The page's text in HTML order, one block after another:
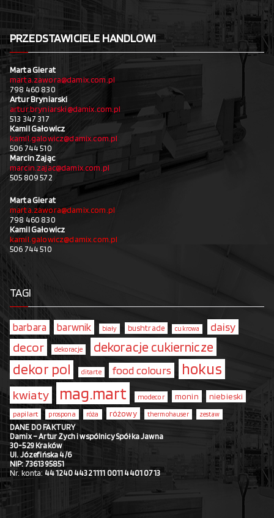
PRZEDSTAWICIELE HANDLOWI
Marta Gierat
marta.zawora@damix.com.pl
798 460 830
Artur Bryniarski
artur.bryniarski@damix.com.pl
513 347 317
Kamil Gałowicz
kamil.galowicz@damix.com.pl
506 744 510
Marcin Zając
marcin.zajac@damix.com.pl
505 809 572
Marta Gierat
marta.zawora@damix.com.pl
798 460 830
Kamil Gałowicz
kamil.galowicz@damix.com.pl
506 744 510
TAGI
barbara barwnik biały bushtrade cukrowa daisy
decor dekoracje dekoracje cukiernicze
dekor pol ditarte food colours hokus
kwiaty mag.mart modecor monin niebieski
papilart prospona róża różowy thermohauser zestaw
DANE DO FAKTURY
Damix – Artur Zych i wspólnicy Spółka Jawna
30-529 Kraków
Ul. Józefińska 4/6
NIP: 7361395851
Nr. konta: 44 1240 4432 1111 0011 4401 0713